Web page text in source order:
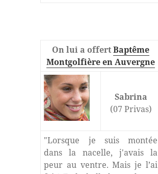
On lui a offertBaptême
Montgolfière en Auvergne
Sabrina
(07 Privas)
"Lorsque je suis montée
dans la nacelle, j'avais la
peur au ventre. Mais je l’ai